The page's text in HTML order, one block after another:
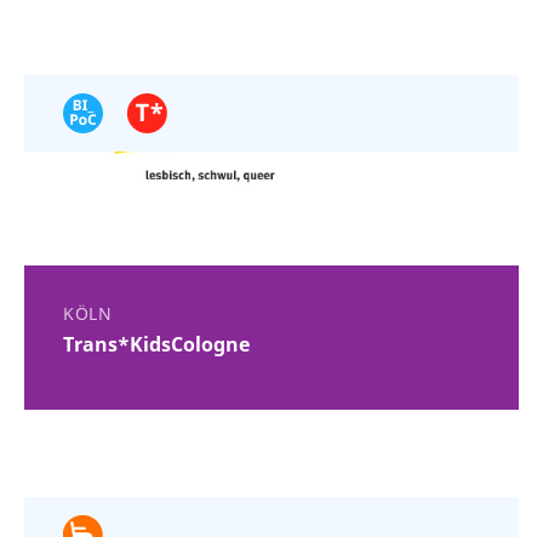
KÖLN
Trans*KidsCologne